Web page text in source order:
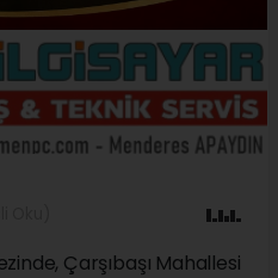
Çarşıbaşı Mahallesi